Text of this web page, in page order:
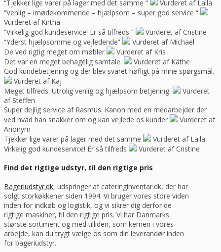
“Tjekker lige varer på lager med det samme “
Vurderet af Laila
“Venlig – imødekommende – hjælpsom – super god service “
Vurderet af Kirtha
“Virkelig god kundeservice! Er så tilfreds “
Vurderet af Cristine
“Yderst hjælpsomme og vejledende”
Vurderet af Michael
De ved rigtig meget om møbler
Vurderet af Kris
Det var en meget behagelig samtale.
Vurderet af Käthe
God kundebetjening og der blev svaret høfligt på mine spørgsmål.
Vurderet af Kaj
Meget tilfreds. Utrolig venlig og hjælpsom betjening.
Vurderet
af Steffen
Super dejlig service af Rasmus. Kanon med en medarbejder der
ved hvad han snakker om og kan vejlede os kunder
Vurderet af
Anonym
Tjekker lige varer på lager med det samme
Vurderet af Laila
Virkelig god kundeservice! Er så tilfreds
Vurderet af Cristine
Find det rigtige udstyr, til den rigtige pris
Bageriudstyr.dk udspringer af cateringinventar.dk, der har
solgt storkøkkener siden 1994. Vi bruger vores store viden
inden for indkøb og logistik, og vi sikrer dig derfor de
rigtige maskiner, til den rigtige pris. Vi har Danmarks
største sortiment og med tilliden, som kernen i vores
arbejde, kan du trygt vælge os som din leverandør inden
for bageriudstyr.